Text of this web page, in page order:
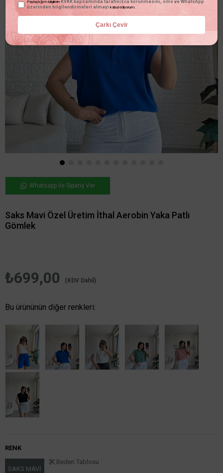
Whatsapp ile Sipariş Ver
Saks Mavi Özel Üretim İthal Aerobin Yaka Patlı
Gömlek
₺699,00 (KDV Dahil)
Bu ürününün diğer renkleri:
Tükendi
RENK
SAKS MAVİ
Beden Tablosu
Paylaştığım bilgilerin KVKK kapsamında tarafınızca korunmasını, sms ve WhatsApp
üzerinden bilgilendirmeleri almayı kabul ediyorum.
Çarkı Çevir